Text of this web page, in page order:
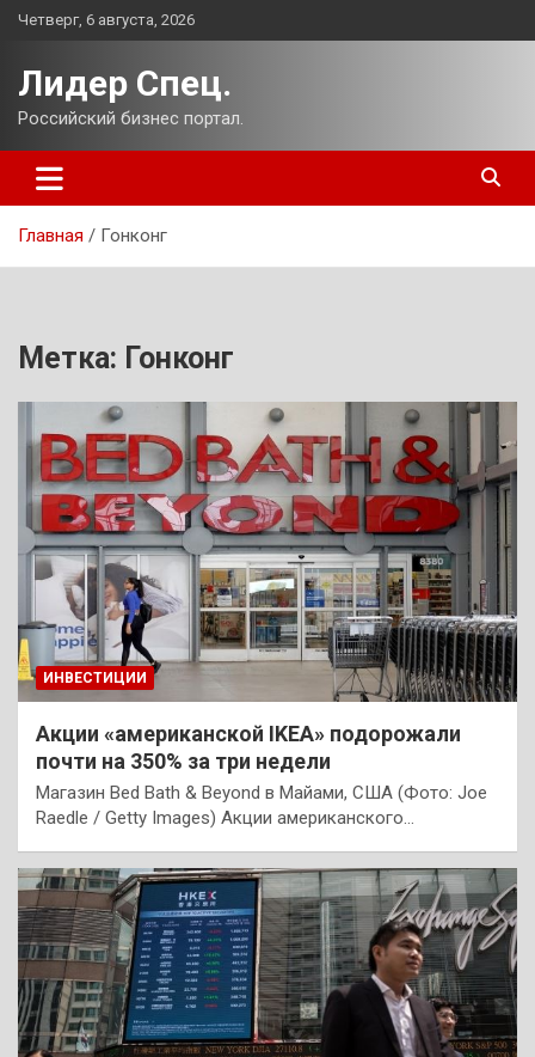
Перейти
Четверг, 6 августа, 2026
Лидер Спец.
Российский бизнес портал.
Главная Гонконг
Метка: Гонконг
ИНВЕСТИЦИИ
Акции «американской IKEA» подорожали
почти на 350% за три недели
Магазин Bed Bath & Beyond в Майами, США (Фото: Joe
Raedle / Getty Images) Акции американского…